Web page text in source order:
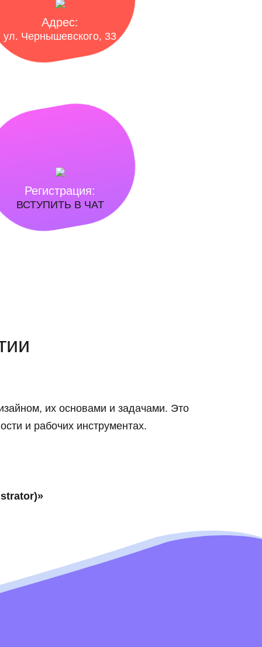
Адрес:
ул. Чернышевского, 33
Регистрация:
ВСТУПИТЬ В ЧАТ
их основами и задачами. Это
и рабочих инструментах.